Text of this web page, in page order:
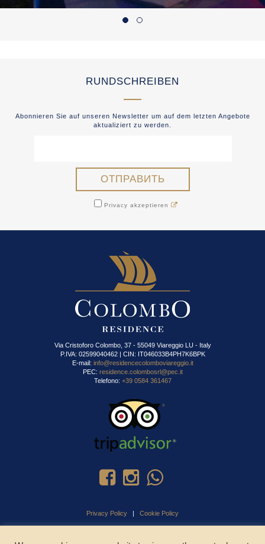
RUNDSCHREIBEN
Abonnieren Sie auf unseren Newsletter um auf dem letzten Angebote
aktualiziert zu werden.
Privacy akzeptieren
Via Cristoforo Colombo, 37 - 55049 Viareggio LU - Italy
P.IVA: 02599040462 | CIN: IT046033B4PH7K6BPK
E-mail: info@residencecolomboviareggio.it
PEC: residence.colombosrl@pec.it
Telefono: +39 0584 361467
Privacy Policy | Cookie Policy